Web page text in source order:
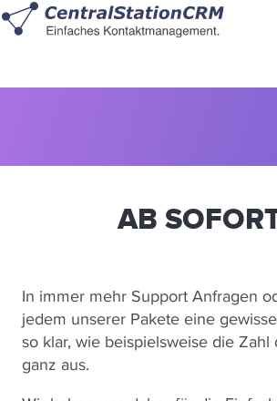
AB
In immer mehr Support Anfragen
jedem unserer Pakete eine
so klar, wie beispielsweise die
ganz aus.